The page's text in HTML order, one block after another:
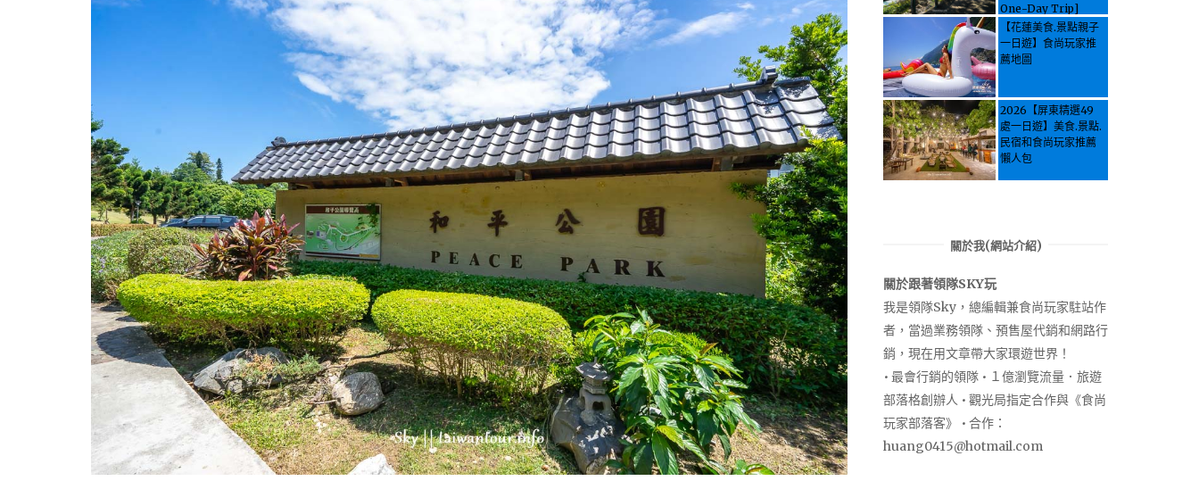
One-Day Trip]
How to explore
Pinglin, New
Taipei? Tea Village
Let the guide take
you through it all!
【花蓮美食.景點親子
一日遊】食尚玩家推
薦地圖
2026【屏東精選49
處一日遊】美食.景點.
民宿和食尚玩家推薦
懶人包
關於我(網站介紹)
關於跟著領隊SKY玩
我是領隊Sky，總編輯兼食尚玩家駐站作
者，當過業務領隊、預售屋代銷和網路行
銷，現在用文章帶大家環遊世界！
• 最會行銷的領隊 • １億瀏覽流量．旅遊
部落格創辦人 • 觀光局指定合作與《食尚
玩家部落客》 • 合作：
huang0415@hotmail.com